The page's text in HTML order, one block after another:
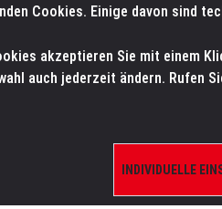
HOME
ERSATZTEILE
Cookies. Einige davon sind
akzeptieren Sie mit einem
auch jederzeit ändern. Rufen
INDIVIDUELLE